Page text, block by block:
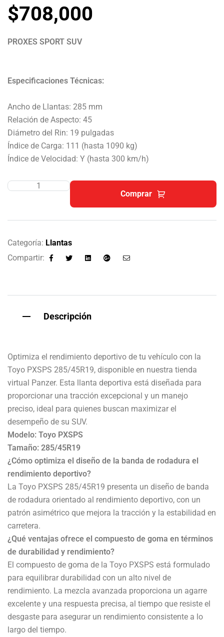
$708,000
PROXES SPORT SUV
Especificaciones Técnicas:
Ancho de Llantas: 285 mm
Relación de Aspecto: 45
Diámetro del Rin: 19 pulgadas
Índice de Carga: 111 (hasta 1090 kg)
Índice de Velocidad: Y (hasta 300 km/h)
Comprar
Categoría: Llantas
Compartir:
Descripción
Optimiza el rendimiento deportivo de tu vehículo con la
Toyo PXSPS 285/45R19, disponible en nuestra tienda
virtual Panzer. Esta llanta deportiva está diseñada para
proporcionar una tracción excepcional y un manejo
preciso, ideal para quienes buscan maximizar el
desempeño de su SUV.
Modelo: Toyo PXSPS
Tamaño: 285/45R19
¿Cómo optimiza el diseño de la banda de rodadura el
rendimiento deportivo?
La Toyo PXSPS 285/45R19 presenta un diseño de banda
de rodadura orientado al rendimiento deportivo, con un
patrón asimétrico que mejora la tracción y la estabilidad en
carretera.
¿Qué ventajas ofrece el compuesto de goma en términos
de durabilidad y rendimiento?
El compuesto de goma de la Toyo PXSPS está formulado
para equilibrar durabilidad con un alto nivel de
rendimiento. La mezcla avanzada proporciona un agarre
excelente y una respuesta precisa, al tiempo que resiste el
desgaste para asegurar un rendimiento consistente a lo
largo del tiempo.